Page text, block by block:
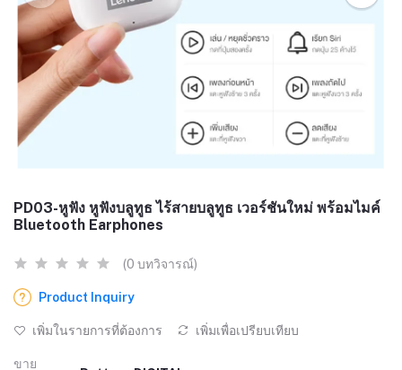
PD03-หูฟัง หูฟังบลูทูธ ไร้สายบลูทูธ เวอร์ชันใหม่ พร้อมไมค์
Bluetooth Earphones
(0 บทวิจารณ์)
Product Inquiry
เพิ่มในรายการที่ต้องการ เพิ่มเพื่อเปรียบเทียบ
ขาย